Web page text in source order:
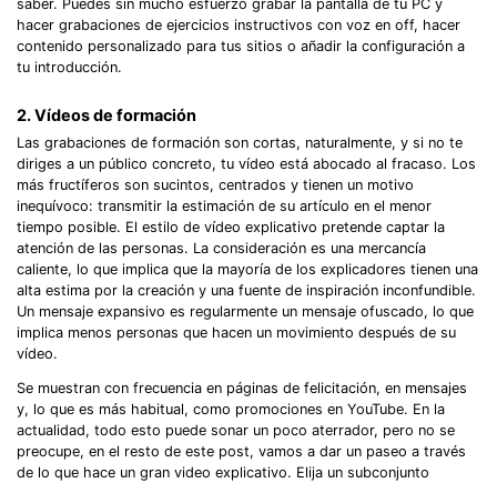
saber. Puedes sin mucho esfuerzo grabar la pantalla de tu PC y
hacer grabaciones de ejercicios instructivos con voz en off, hacer
contenido personalizado para tus sitios o añadir la configuración a
tu introducción.
2. Vídeos de formación
Las grabaciones de formación son cortas, naturalmente, y si no te
diriges a un público concreto, tu vídeo está abocado al fracaso. Los
más fructíferos son sucintos, centrados y tienen un motivo
inequívoco: transmitir la estimación de su artículo en el menor
tiempo posible. El estilo de vídeo explicativo pretende captar la
atención de las personas. La consideración es una mercancía
caliente, lo que implica que la mayoría de los explicadores tienen una
alta estima por la creación y una fuente de inspiración inconfundible.
Un mensaje expansivo es regularmente un mensaje ofuscado, lo que
implica menos personas que hacen un movimiento después de su
vídeo.
Se muestran con frecuencia en páginas de felicitación, en mensajes
y, lo que es más habitual, como promociones en YouTube. En la
actualidad, todo esto puede sonar un poco aterrador, pero no se
preocupe, en el resto de este post, vamos a dar un paseo a través
de lo que hace un gran video explicativo. Elija un subconjunto